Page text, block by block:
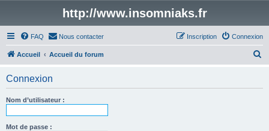
http://www.insomniaks.fr
FAQ Nous contacter Connexion
Inscription
Accueil Accueil du forum
Connexion
Nom d’utilisateur :
Mot de passe :